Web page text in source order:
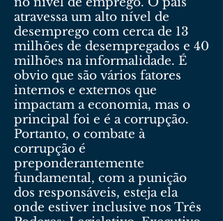
atravessa um alto nível de
desemprego com cerca de 13
milhões de desempregados e 40
milhões na informalidade. É
obvio que são vários fatores
internos e externos que
impactam a economia, mas o
principal foi e é a corrupção.
Portanto, o combate à
corrupção é
preponderantemente
fundamental, com a punição
dos responsáveis, esteja ela
onde estiver inclusive nos Três